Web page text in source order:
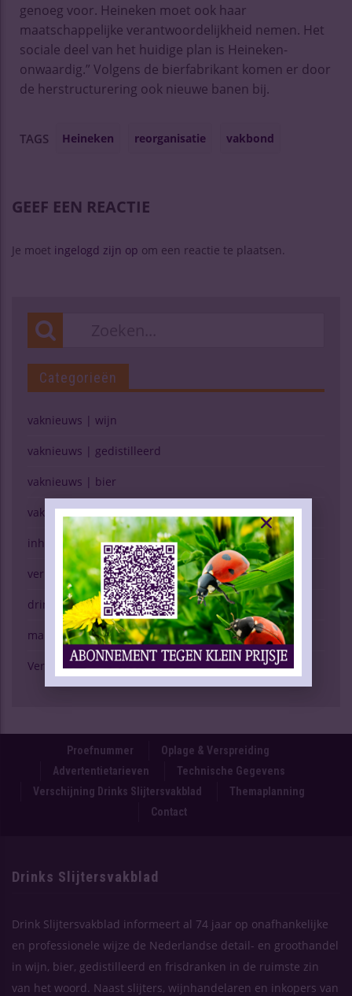
genoeg voor. Heineken moet ook haar
maatschappelijke verantwoordelijkheid nemen. Het
sociale deel van het huidige plan is Heineken-
onwaardig.” Volgens de bierfabrikant komen er door
de herstructurering ook nieuwe banen bij.
TAGS Heineken reorganisatie vakbond
GEEF EEN REACTIE
Je moet ingelogd zijn op om een reactie te plaatsen.
Categorieën
vaknieuws | wijn
vaknieuws | gedistilleerd
vaknieuws | bier
vaknieuws | overig
inhoud vakblad
verkopen (g)een kunst
drinken & gezondheid
marktspiegel
Verschijning Drinks Slijtersvakblad
Proefnummer
Oplage & Verspreiding
Advertentietarieven
Technische Gegevens
Verschijning Drinks Slijtersvakblad
Themaplanning
Contact
Drinks Slijtersvakblad
Drink Slijtersvakblad informeert al 74 jaar op onafhankelijke
en professionele wijze de Nederlandse detail- en groothandel
in wijn, bier, gedistilleerd en frisdranken in de ruimste zin
van het woord. Naast slijters, wijnhandelaren en inkopers van